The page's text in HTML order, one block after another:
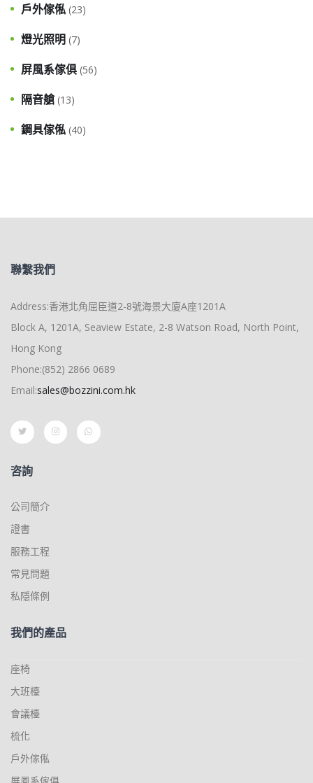
戶外傢俬 (23)
燈光照明 (7)
屏風系傢俱 (56)
隔音艙 (13)
鋼具傢俬 (40)
聯繫我們
Address:香港北角屈臣道2-8號海景大廈A座1201A
Block A, 1201A, Seaview Estate, 2-8 Watson Road, North Point,
Hong Kong
Phone:(852) 2866 0689
Email:sales@bozzini.com.hk
咨詢
公司簡介
證書
服務工程
常見問題
私隱條例
我們的產品
座椅
大班檯
會議檯
梳化
戶外傢俬